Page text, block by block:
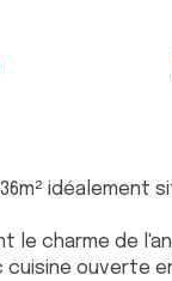
idéalement
le charme de
cuisine ouverte